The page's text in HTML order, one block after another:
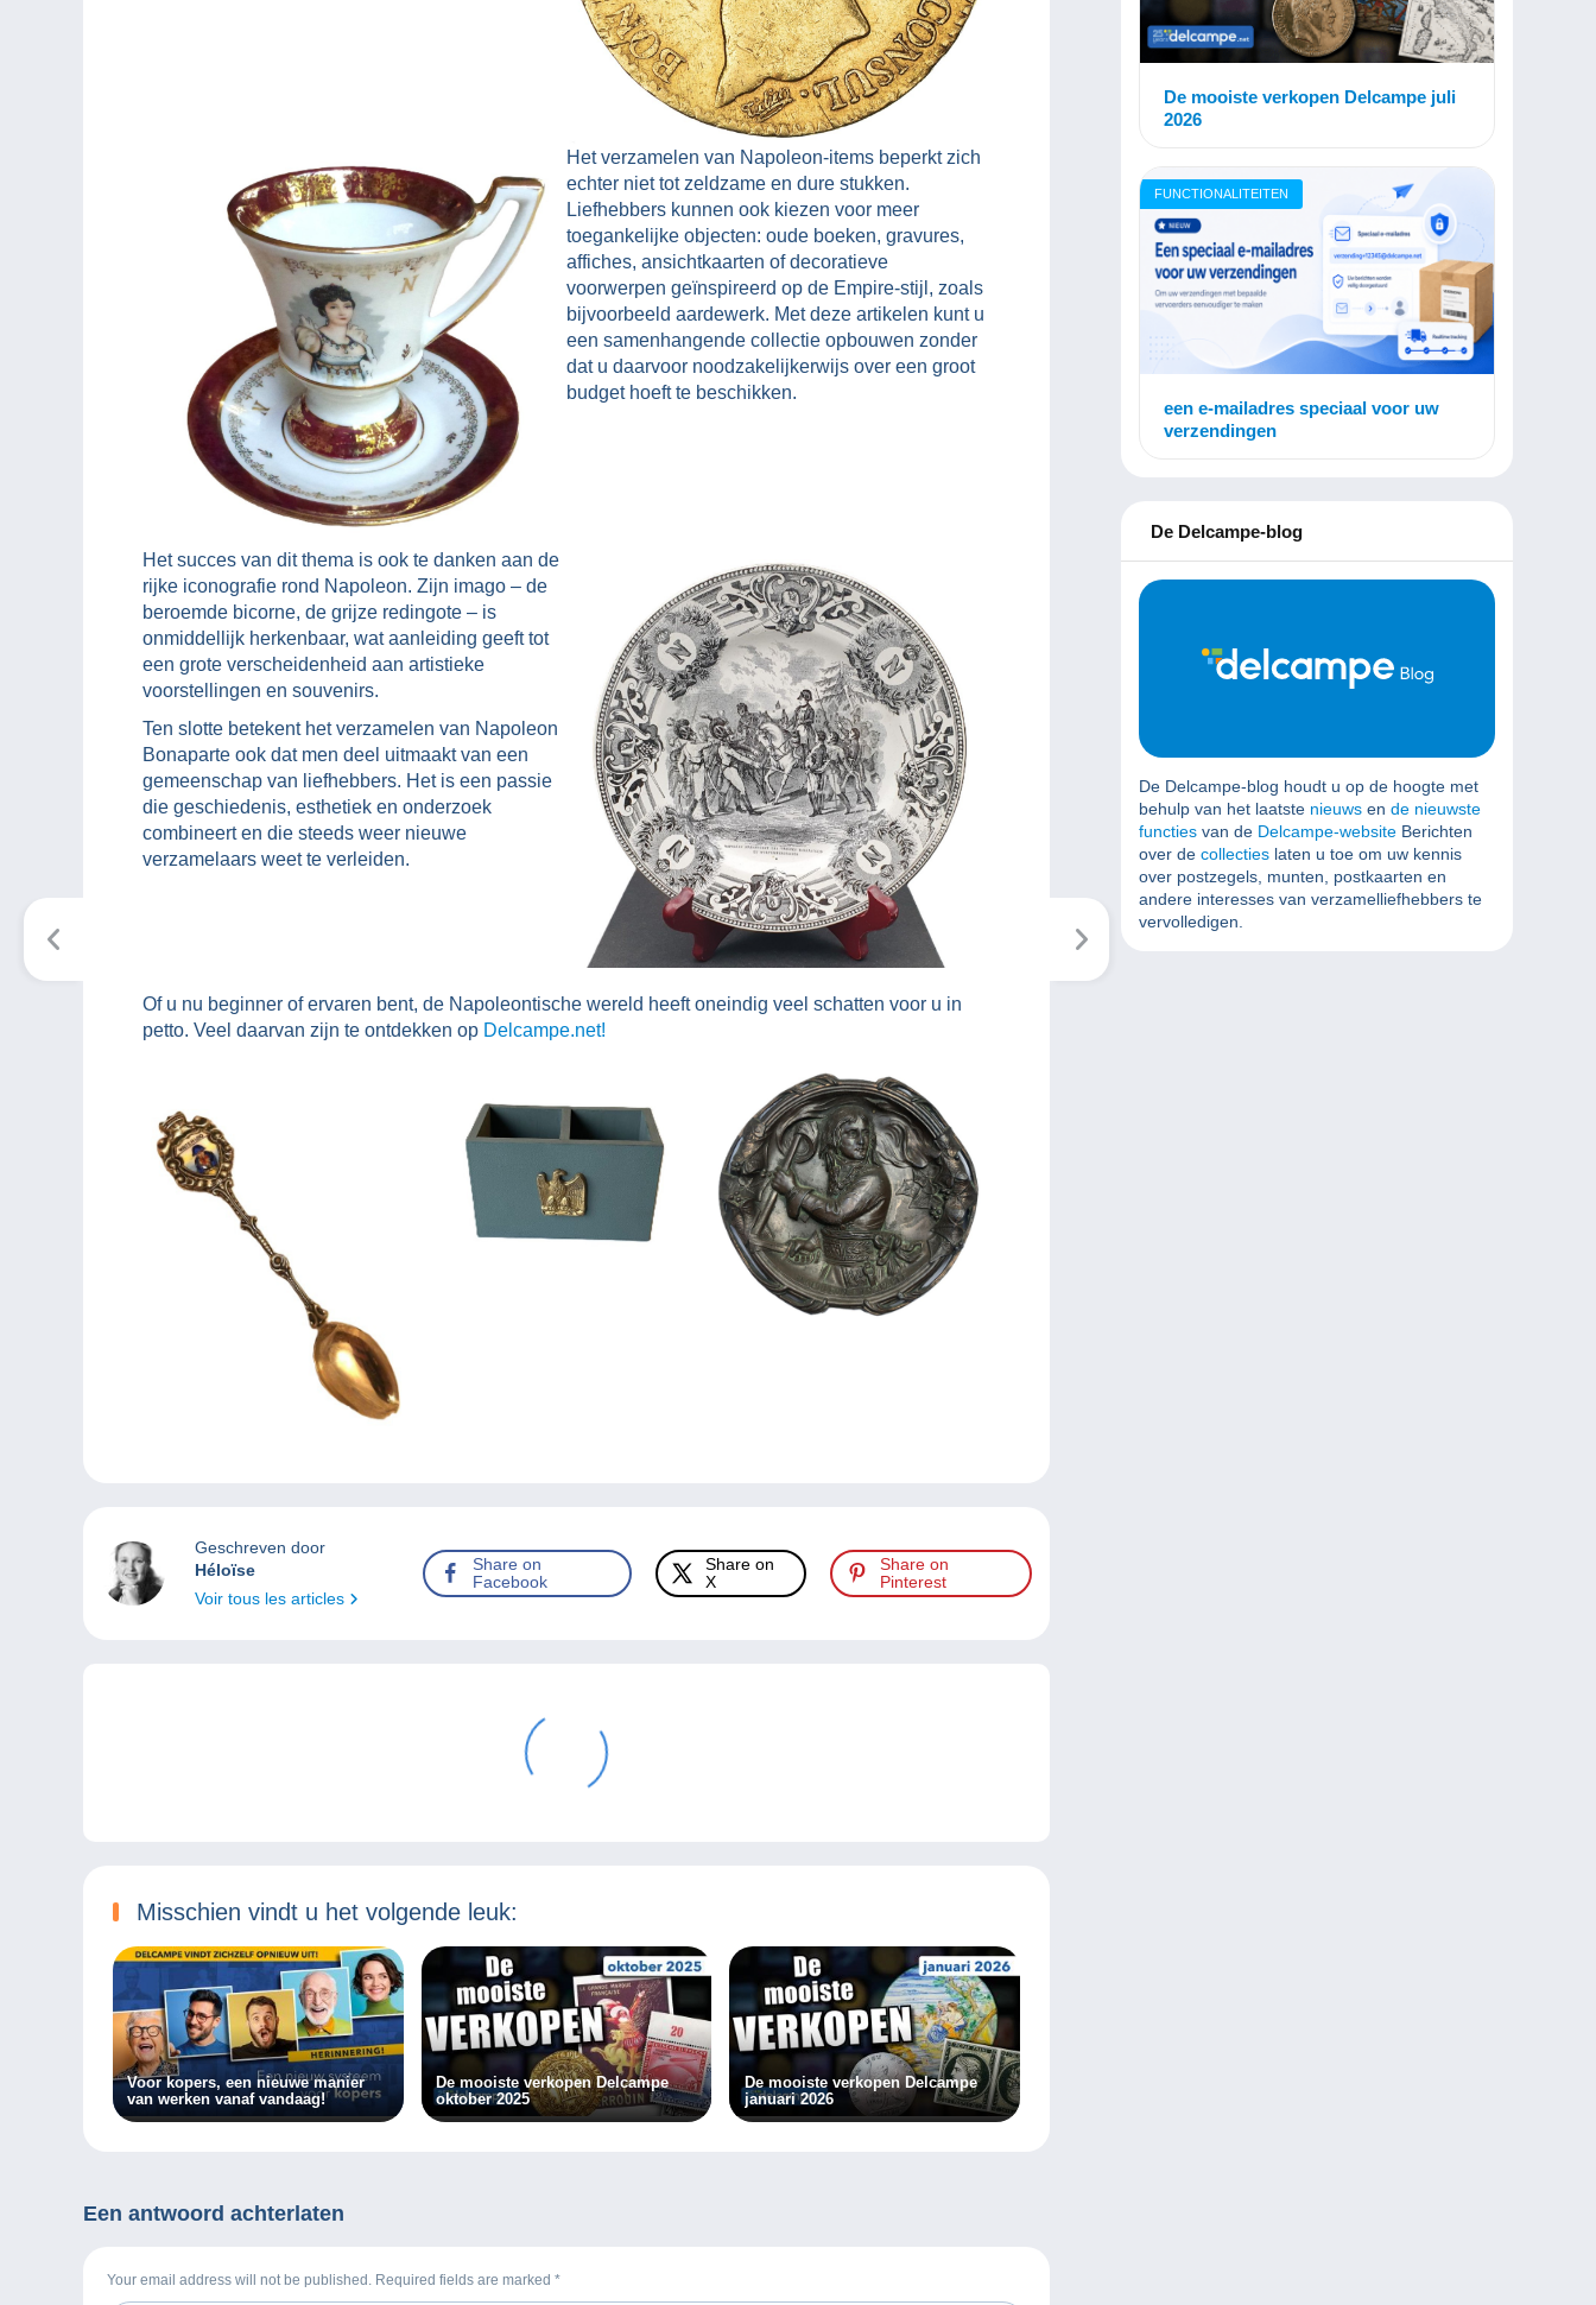
Het verzamelen van Napoleon-items beperkt zich
echter niet tot zeldzame en dure stukken.
Liefhebbers kunnen ook kiezen voor meer
toegankelijke objecten: oude boeken, gravures,
affiches, ansichtkaarten of decoratieve
voorwerpen geïnspireerd op de Empire-stijl, zoals
bijvoorbeeld aardewerk. Met deze artikelen kunt u
een samenhangende collectie opbouwen zonder
dat u daarvoor noodzakelijkerwijs over een groot
budget hoeft te beschikken.
Het succes van dit thema is ook te danken aan de
rijke iconografie rond Napoleon. Zijn imago – de
beroemde bicorne, de grijze redingote – is
onmiddellijk herkenbaar, wat aanleiding geeft tot
een grote verscheidenheid aan artistieke
voorstellingen en souvenirs.
Ten slotte betekent het verzamelen van Napoleon
Bonaparte ook dat men deel uitmaakt van een
gemeenschap van liefhebbers. Het is een passie
die geschiedenis, esthetiek en onderzoek
combineert en die steeds weer nieuwe
verzamelaars weet te verleiden.
Of u nu beginner of ervaren bent, de Napoleontische wereld heeft oneindig veel schatten voor u in
petto. Veel daarvan zijn te ontdekken op Delcampe.net!
Geschreven door
Héloïse
Voir tous les articles
Share on
Facebook
Share on
X
Share on
Pinterest
Misschien vindt u het volgende leuk:
Voor kopers, een nieuwe manier
van werken vanaf vandaag!
De mooiste verkopen Delcampe
oktober 2025
De mooiste verkopen Delcampe
januari 2026
Een antwoord achterlaten
Your email address will not be published. Required fields are marked *
De mooiste verkopen Delcampe juli
2026
FUNCTIONALITEITEN
een e-mailadres speciaal voor uw
verzendingen
De Delcampe-blog
De Delcampe-blog houdt u op de hoogte met
behulp van het laatste nieuws en de nieuwste
functies van de Delcampe-website Berichten
over de collecties laten u toe om uw kennis
over postzegels, munten, postkaarten en
andere interesses van verzamelliefhebbers te
vervolledigen.